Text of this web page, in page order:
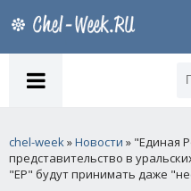
chel-week»Новости » "Единая
представительство в
"ЕР" будут принимать даже